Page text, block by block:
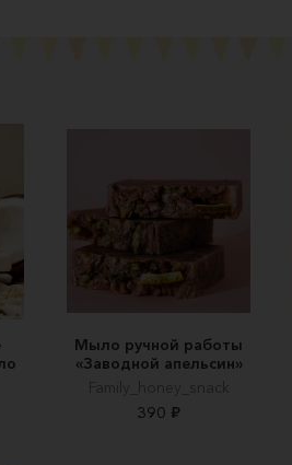
Мыло ручной работы
«Заводной апельсин»
Family_honey_snack
390 ₽